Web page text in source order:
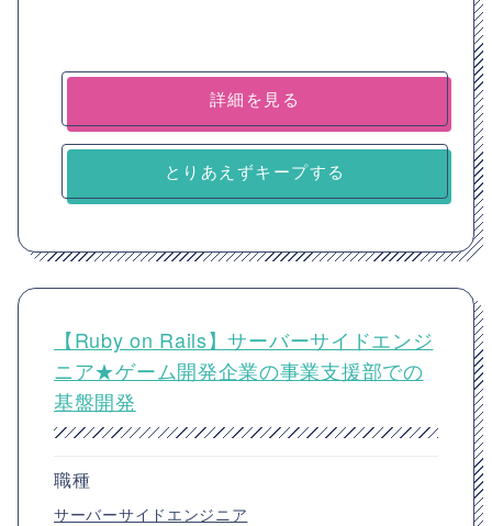
詳細を見る
とりあえずキープする
【Ruby on Rails】サーバーサイドエンジ
ニア★ゲーム開発企業の事業支援部での
基盤開発
職種
サーバーサイドエンジニア